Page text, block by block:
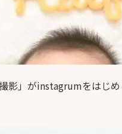
」がinstagrumをはじ